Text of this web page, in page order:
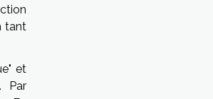
tant
et
Par